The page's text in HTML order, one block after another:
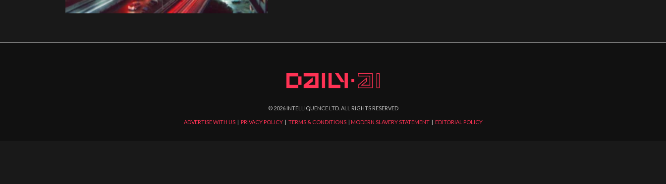
© 2026INTELLIQUENCE LTD. ALL RIGHTS RESERVED
ADVERTISE WITH US| PRIVACY POLICY| TERMS & CONDITIONS| MODERN SLAVERY STATEMENT| EDITORIAL POLICY